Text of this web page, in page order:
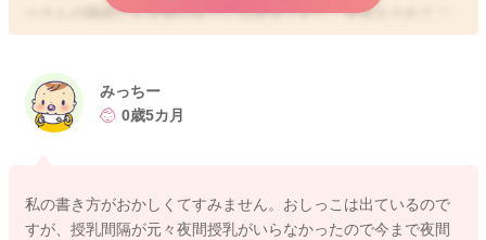
ーさんの睡眠にも支障が出ている状況ですし、受診をされてご
相談されてみてもいいと思いますよ。
こちらでも実際にどのタイミングで飲ませてあげることが良い
のか、判断が難しく感じます。
完全に起こさないままにも飲ませてあげることができるとどう
しまうこともあります。
みっちー
0歳5カ月
私の書き方がおかしくてすみません。おしっこは出ているので
すが、授乳間隔が元々夜間授乳がいらなかったので今まで夜間